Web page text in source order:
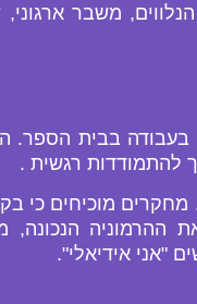
משבר ארגוני,
בבית הספר. הם
להתמודדות רגשית .
מחקרים מוכיחים כי
השילוב בין השכל לרגש יוצר את
"אני אידיאלי".